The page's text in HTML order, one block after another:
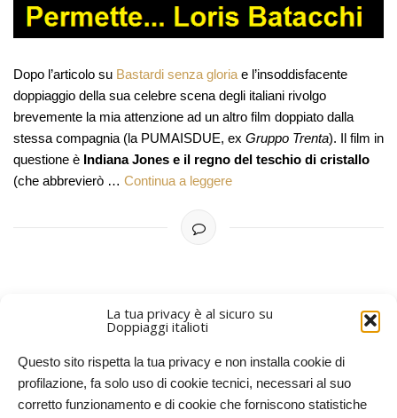
La tua privacy è al sicuro su
Doppiaggi italioti
Questo sito rispetta la tua privacy e non installa cookie di
profilazione, fa solo uso di cookie tecnici, necessari al suo
corretto funzionamento e di cookie che forniscono statistiche
Dopo l’articolo su Bastardi senza gloria e l’insoddisfacente
doppiaggio della sua celebre scena degli italiani rivolgo
brevemente la mia attenzione ad un altro film doppiato dalla
stessa compagnia (la PUMAISDUE, ex Gruppo Trenta). Il film in
questione è Indiana Jones e il regno del teschio di cristallo
(che abbrevierò … Continua a leggere
PIÙ RECENTI